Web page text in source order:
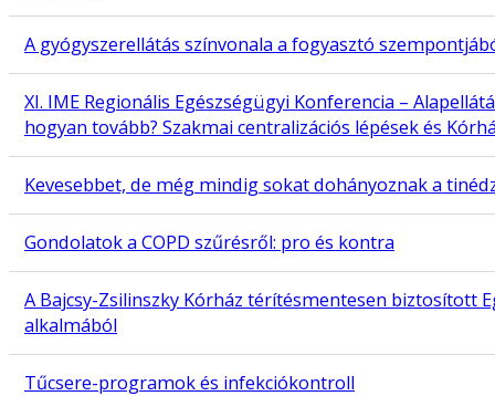
A gyógyszerellátás színvonala a fogyasztó
XI. IME Regionális Egészségügyi Konferencia –
hogyan tovább? Szakmai centralizációs lépések és
Kevesebbet, de még mindig sokat dohányoznak a
Gondolatok a COPD szűrésről: pro és kontra
A Bajcsy-Zsilinszky Kórház térítésmentesen biztosított
alkalmából
Tűcsere-programok és infekciókontroll